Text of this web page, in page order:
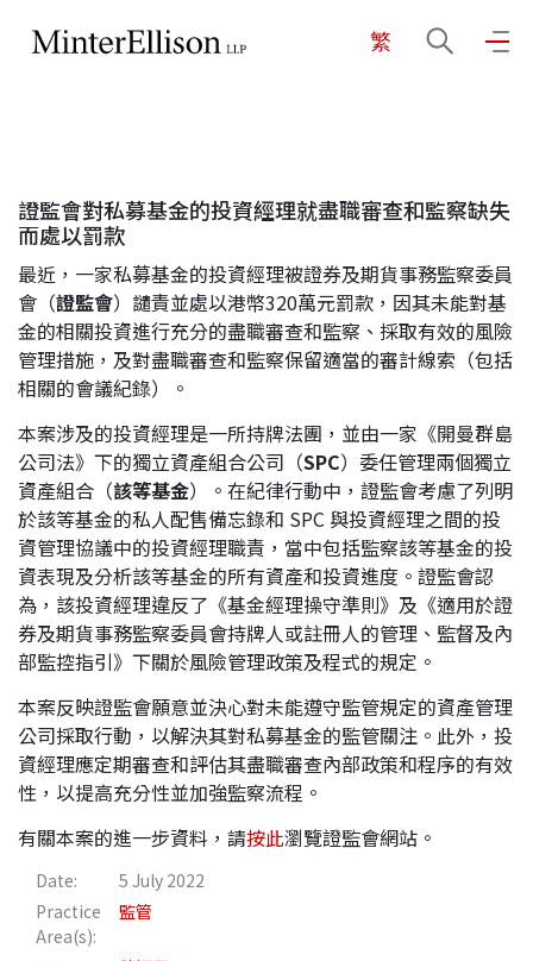
繁
關於我們
業務領域
社區投入
應屆畢業生招聘
聯絡我們
最新消息
地點
證監會對私募基金的投資經理就盡職審查和監察缺失
而處以罰款
最近，一家私募基金的投資經理被證券及期貨事務監察委員
會（證監會）譴責並處以港幣320萬元罰款，因其未能對基
金的相關投資進行充分的盡職審查和監察、採取有效的風險
管理措施，及對盡職審查和監察保留適當的審計線索（包括
相關的會議紀錄）。
本案涉及的投資經理是一所持牌法團，並由一家《開曼群島
公司法》下的獨立資產組合公司（SPC）委任管理兩個獨立
資產組合（該等基金）。在紀律行動中，證監會考慮了列明
於該等基金的私人配售備忘錄和 SPC 與投資經理之間的投
資管理協議中的投資經理職責，當中包括監察該等基金的投
資表現及分析該等基金的所有資產和投資進度。證監會認
為，該投資經理違反了《基金經理操守準則》及《適用於證
券及期貨事務監察委員會持牌人或註冊人的管理、監督及內
部監控指引》下關於風險管理政策及程式的規定。
本案反映證監會願意並決心對未能遵守監管規定的資產管理
公司採取行動，以解決其對私募基金的監管關注。此外，投
資經理應定期審查和評估其盡職審查內部政策和程序的有效
性，以提高充分性並加強監察流程。
有關本案的進一步資料，請按此瀏覽證監會網站。
Date:
5 July 2022
Practice
Area(s):
監管